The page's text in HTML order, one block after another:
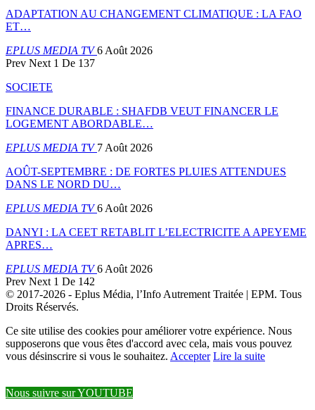
ADAPTATION AU CHANGEMENT CLIMATIQUE : LA FAO
ET…
EPLUS MEDIA TV6 Août 2026
Prev Next 1 De 137
SOCIETE
FINANCE DURABLE : SHAFDB VEUT FINANCER LE
LOGEMENT ABORDABLE…
EPLUS MEDIA TV7 Août 2026
AOÛT-SEPTEMBRE : DE FORTES PLUIES ATTENDUES
DANS LE NORD DU…
EPLUS MEDIA TV6 Août 2026
DANYI : LA CEET RETABLIT L’ELECTRICITE A APEYEME
APRES…
EPLUS MEDIA TV6 Août 2026
Prev Next 1 De 142
© 2017-2026 - Eplus Média, l’Info Autrement Traitée | EPM. Tous
Droits Réservés.
Ce site utilise des cookies pour améliorer votre expérience. Nous
supposerons que vous êtes d'accord avec cela, mais vous pouvez
vous désinscrire si vous le souhaitez. Accepter Lire la suite
Nous suivre sur YOUTUBE